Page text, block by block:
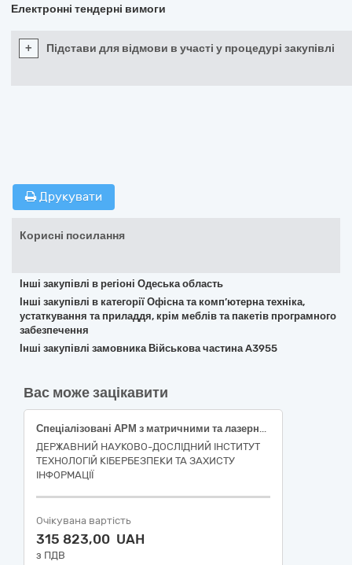
Електронні тендерні вимоги
+ Підстави для відмови в участі у процедурі закупівлі
Друкувати
Корисні посилання
Інші закупівлі в регіоні Одеська область
Інші закупівлі в категорії Офісна та комп’ютерна техніка,
устаткування та приладдя, крім меблів та пакетів програмного
забезпечення
Інші закупівлі замовника Військова частина A3955
Вас може зацікавити
Спеціалізовані АРМ з матричними та лазерними принтерами
ДЕРЖАВНИЙ НАУКОВО-ДОСЛІДНИЙ ІНСТИТУТ
ТЕХНОЛОГІЙ КІБЕРБЕЗПЕКИ ТА ЗАХИСТУ
ІНФОРМАЦІЇ
Очікувана вартість
315 823,00 UAH
з ПДВ